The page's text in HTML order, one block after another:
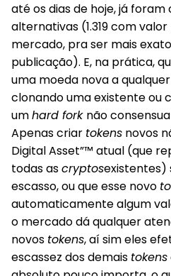
até os dias de hoje, já
alternativas (1.319 com
mercado, pra ser mais
publicação). E, na prática,
uma moeda nova a
clonando uma existente ou
umhard fork não
Apenas criar tokens novos
Digital Asset”™ atual (que
todas ascryptosexistentes)
escasso, ou que esse novo
automaticamente algum
o mercado dá qualquer
novos tokens, aí sim eles
escassez dos demais tokens